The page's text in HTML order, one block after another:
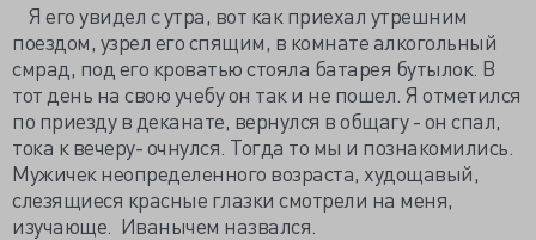
Я его увидел с утра, вот как приехал утрешним
поездом, узрел его спящим, в комнате алкогольный
смрад, под его кроватью стояла батарея бутылок. В
тот день на свою учебу он так и не пошел. Я отметился
по приезду в деканате, вернулся в общагу - он спал,
тока к вечеру- очнулся. Тогда то мы и познакомились.
Мужичек неопределенного возраста, худощавый,
слезящиеся красные глазки смотрели на меня,
изучающе. Иванычем назвался.